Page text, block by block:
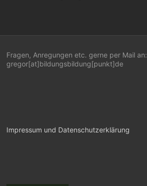
Fragen, Anregungen etc. gerne per Mail an:
gregor[at]bildungsbildung[punkt]de
Impressum und Datenschutzerklärung